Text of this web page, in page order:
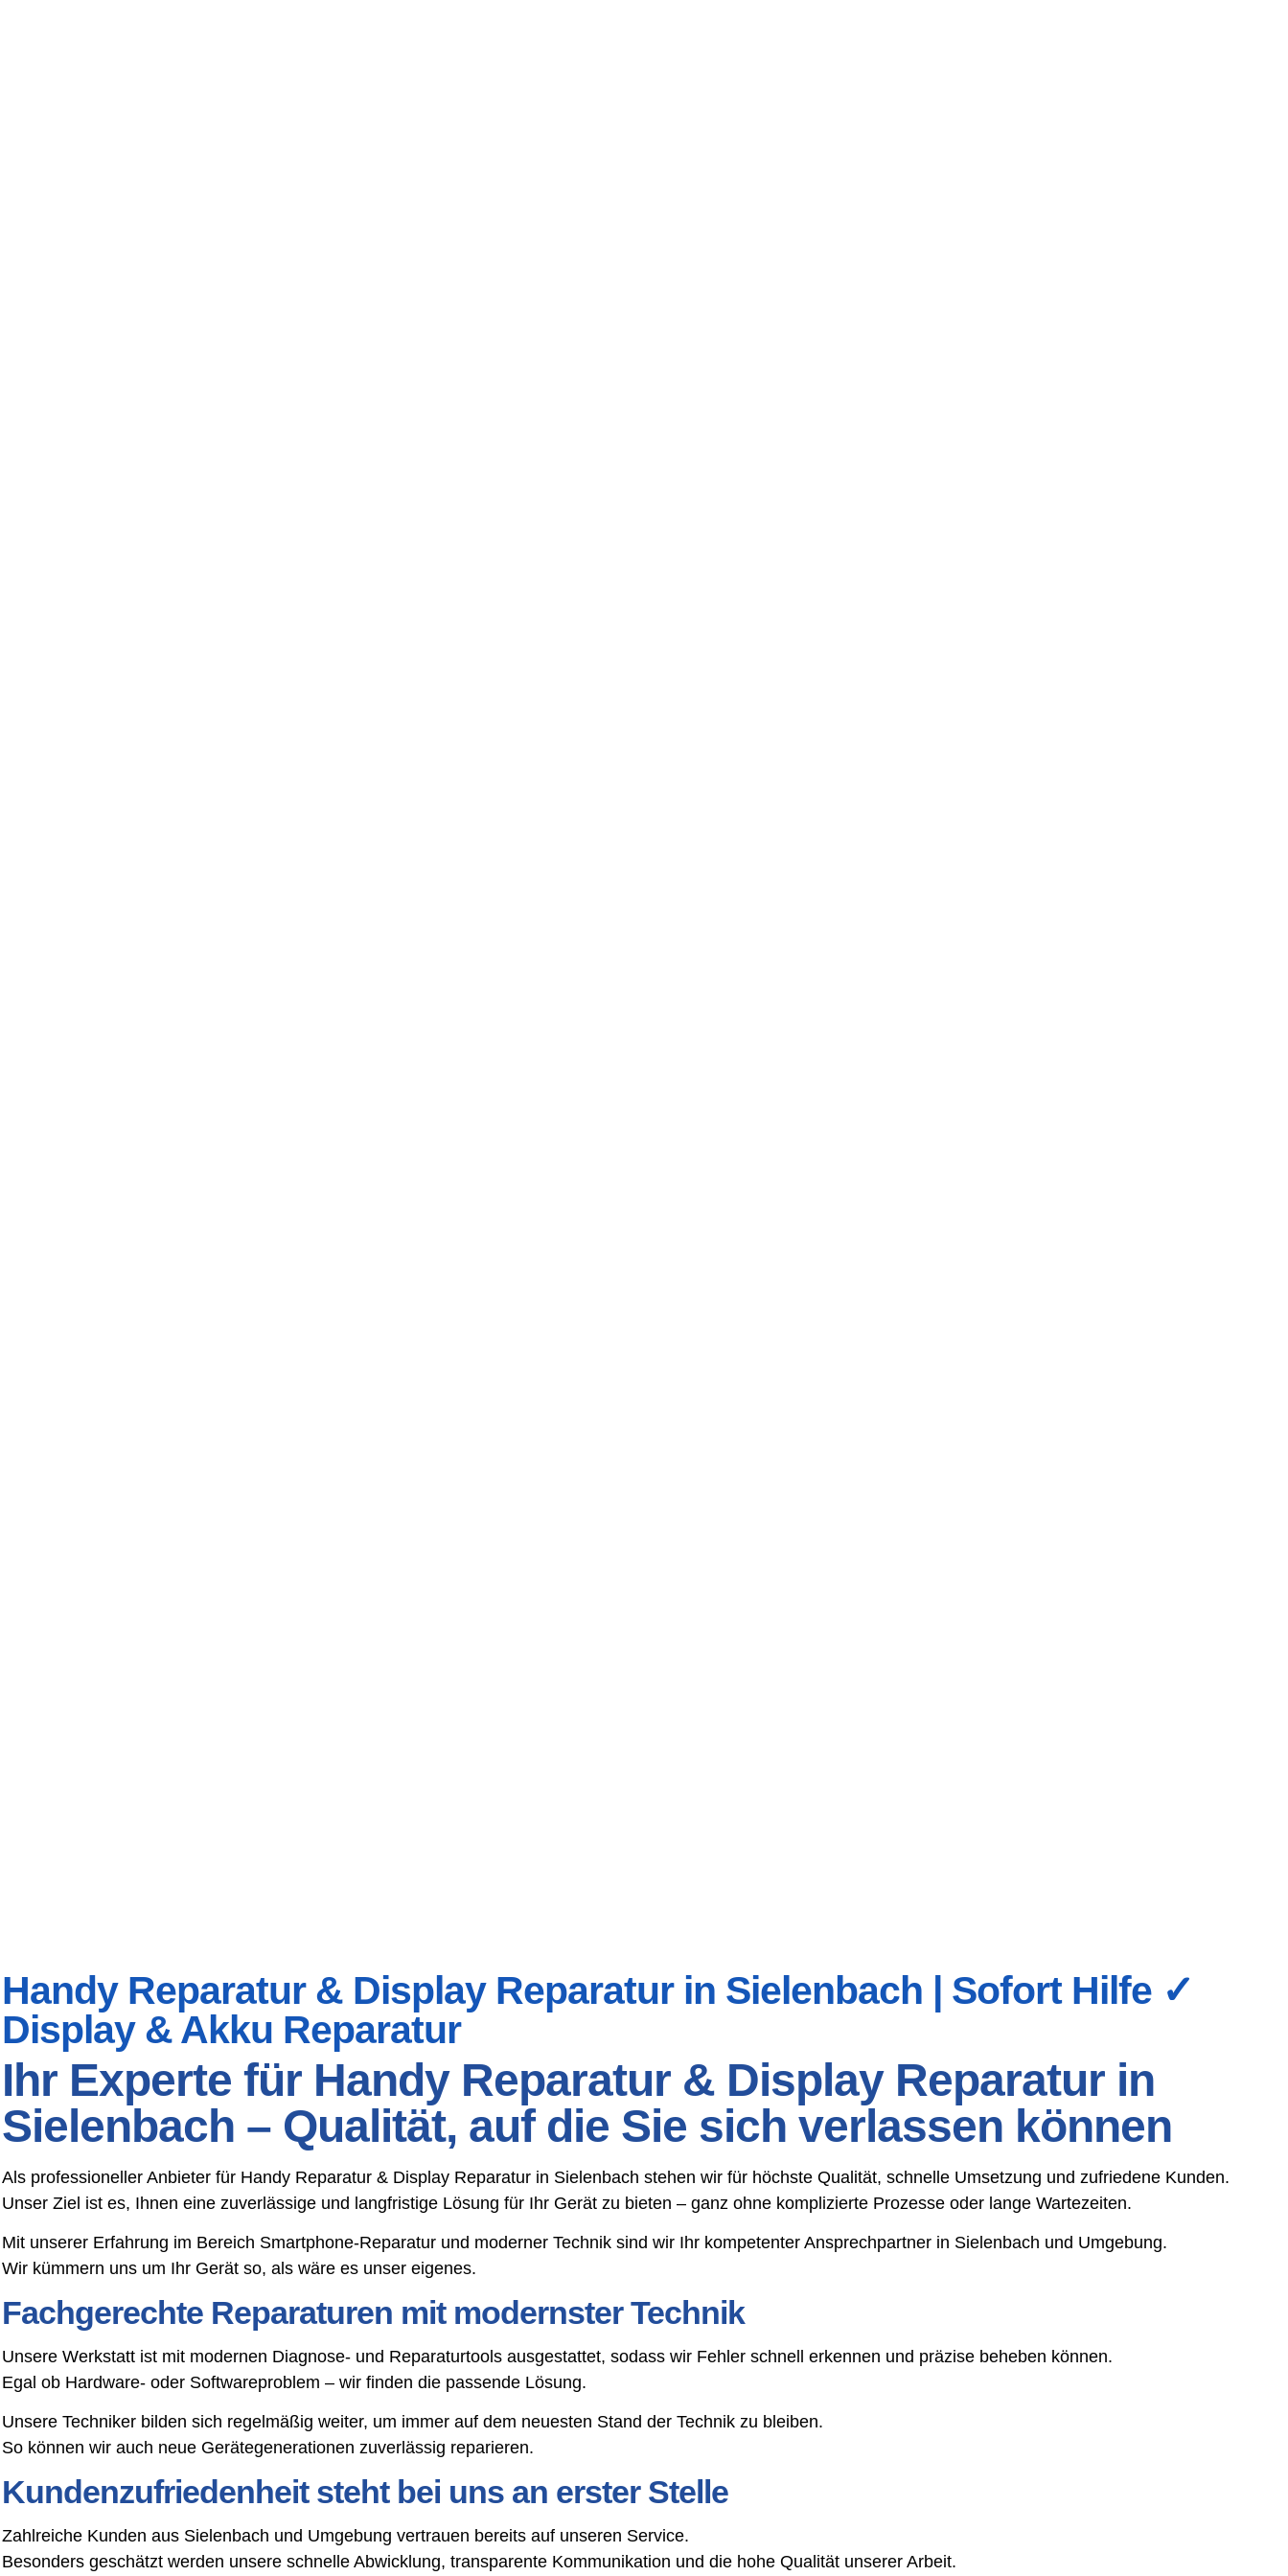
Handy Reparatur & Display Reparatur in Sielenbach | Sofort Hilfe ✓
Display & Akku Reparatur
Ihr Experte für Handy Reparatur & Display Reparatur in
Sielenbach – Qualität, auf die Sie sich verlassen können
Als professioneller Anbieter für Handy Reparatur & Display Reparatur in Sielenbach stehen wir für höchste Qualität, schnelle Umsetzung und zufriedene Kunden.
Unser Ziel ist es, Ihnen eine zuverlässige und langfristige Lösung für Ihr Gerät zu bieten – ganz ohne komplizierte Prozesse oder lange Wartezeiten.
Mit unserer Erfahrung im Bereich Smartphone-Reparatur und moderner Technik sind wir Ihr kompetenter Ansprechpartner in Sielenbach und Umgebung.
Wir kümmern uns um Ihr Gerät so, als wäre es unser eigenes.
Fachgerechte Reparaturen mit modernster Technik
Unsere Werkstatt ist mit modernen Diagnose- und Reparaturtools ausgestattet, sodass wir Fehler schnell erkennen und präzise beheben können.
Egal ob Hardware- oder Softwareproblem – wir finden die passende Lösung.
Unsere Techniker bilden sich regelmäßig weiter, um immer auf dem neuesten Stand der Technik zu bleiben.
So können wir auch neue Gerätegenerationen zuverlässig reparieren.
Kundenzufriedenheit steht bei uns an erster Stelle
Zahlreiche Kunden aus Sielenbach und Umgebung vertrauen bereits auf unseren Service.
Besonders geschätzt werden unsere schnelle Abwicklung, transparente Kommunikation und die hohe Qualität unserer Arbeit.